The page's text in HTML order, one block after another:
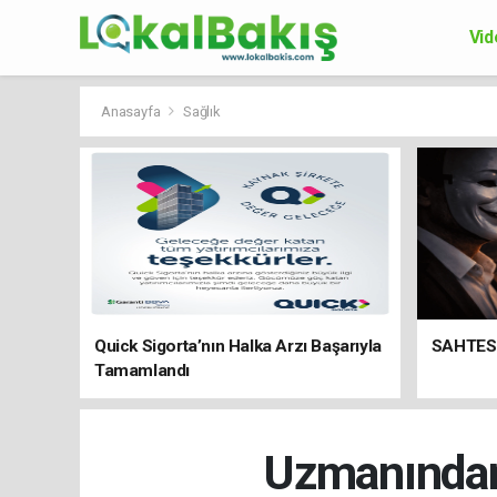
Anasayfa Sağlık
Quick Sigorta’nın Halka Arzı Başarıyla
Tamamlandı